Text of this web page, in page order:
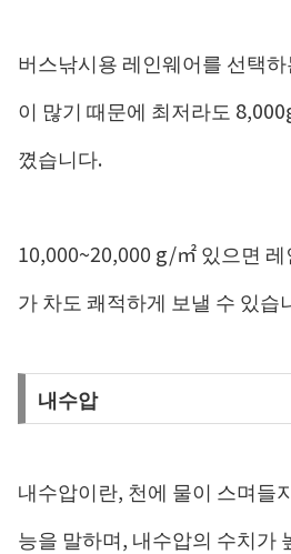
버스낚시용 레인웨어를 선택
이 많기 때문에 최저라도
꼈습니다.
10,000~20,000 g/㎡ 있으면
가 차도 쾌적하게 보낼 수 있습
내수압
내수압이란, 천에 물이 스며들
능을 말하며, 내수압의 수치가